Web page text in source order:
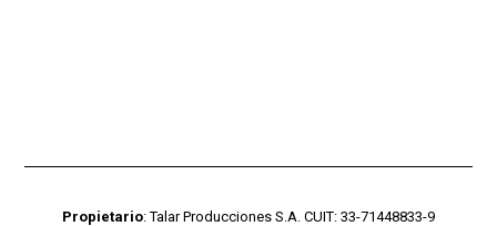
Propietario: Talar Producciones S.A. CUIT: 33-71448833-9